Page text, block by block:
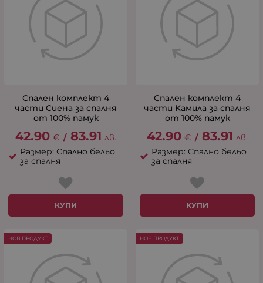
Спален комплект 4
части Сиена за спалня
от 100% памук
42.90 € / 83.91 лв.
Размер: Спално бельо
за спалня
КУПИ
Спален комплект 4
части Камила за спалня
от 100% памук
42.90 € / 83.91 лв.
Размер: Спално бельо
за спалня
КУПИ
НОВ ПРОДУКТ НОВ ПРОДУКТ